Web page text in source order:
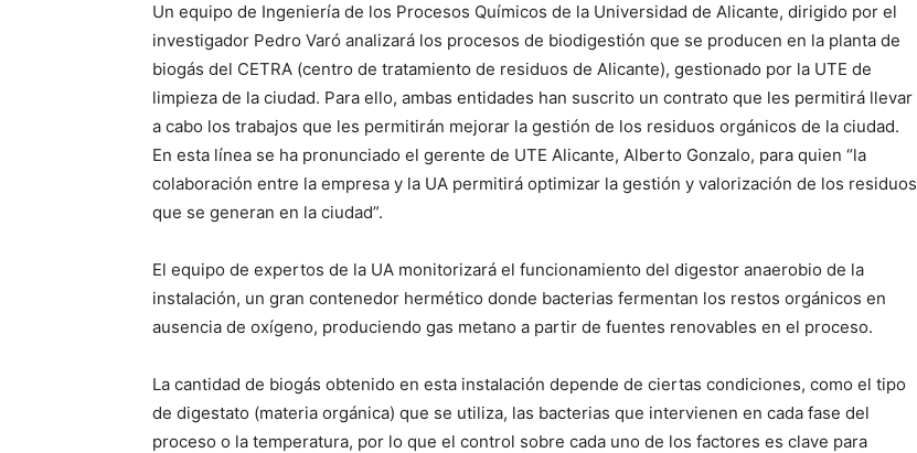
Un equipo de Ingeniería de los Procesos Químicos de la Universidad de Alicante, dirigido por el
investigador Pedro Varó analizará los procesos de biodigestión que se producen en la planta de
biogás del CETRA (centro de tratamiento de residuos de Alicante), gestionado por la UTE de
limpieza de la ciudad. Para ello, ambas entidades han suscrito un contrato que les permitirá llevar
a cabo los trabajos que les permitirán mejorar la gestión de los residuos orgánicos de la ciudad.
En esta línea se ha pronunciado el gerente de UTE Alicante, Alberto Gonzalo, para quien “la
colaboración entre la empresa y la UA permitirá optimizar la gestión y valorización de los residuos
que se generan en la ciudad”.
El equipo de expertos de la UA monitorizará el funcionamiento del digestor anaerobio de la
instalación, un gran contenedor hermético donde bacterias fermentan los restos orgánicos en
ausencia de oxígeno, produciendo gas metano a partir de fuentes renovables en el proceso.
La cantidad de biogás obtenido en esta instalación depende de ciertas condiciones, como el tipo
de digestato (materia orgánica) que se utiliza, las bacterias que intervienen en cada fase del
proceso o la temperatura, por lo que el control sobre cada uno de los factores es clave para